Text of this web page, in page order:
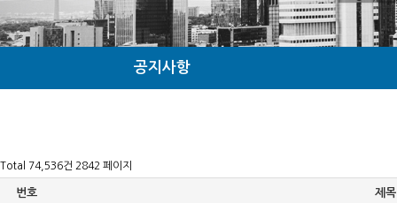
공지사항
Total 74,536건 2842 페이지
번호 제목